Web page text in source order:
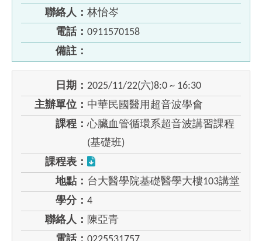
聯絡人： 林怡岑
電話： 0911570158
備註：
日期： 2025/11/22(六)8:0 ~ 16:30
主辦單位： 中華民國醫用超音波學會
課程：心臟血管循環系超音波講習課程
(基礎班)
課程表：
地點： 台大醫學院基礎醫學大樓103講堂
學分： 4
聯絡人： 陳亞青